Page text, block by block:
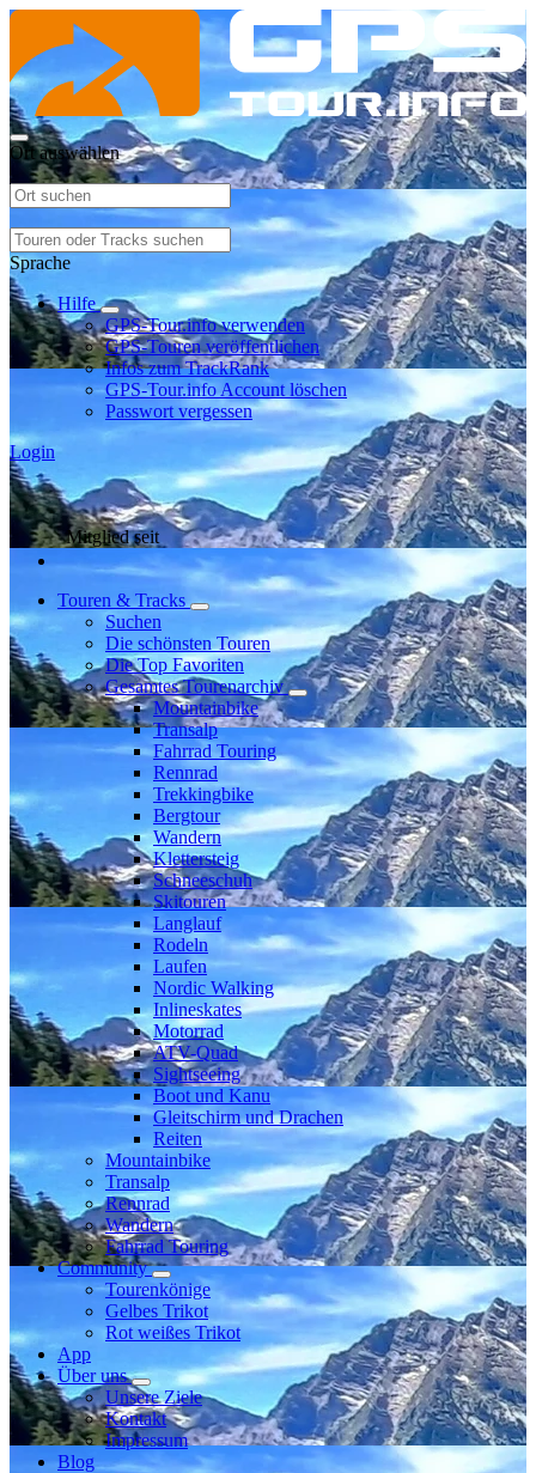
Ort auswählen
Sprache
Hilfe
GPS-Tour.info verwenden
GPS-Touren veröffentlichen
Infos zum TrackRank
GPS-Tour.info Account löschen
Passwort vergessen
Login
Mitglied seit
Touren & Tracks
Suchen
Die schönsten Touren
Die Top Favoriten
Gesamtes Tourenarchiv
Mountainbike
Transalp
Fahrrad Touring
Rennrad
Trekkingbike
Bergtour
Wandern
Klettersteig
Schneeschuh
Skitouren
Langlauf
Rodeln
Laufen
Nordic Walking
Inlineskates
Motorrad
ATV-Quad
Sightseeing
Boot und Kanu
Gleitschirm und Drachen
Reiten
Mountainbike
Transalp
Rennrad
Wandern
Fahrrad Touring
Community
Tourenkönige
Gelbes Trikot
Rot weißes Trikot
App
Über uns
Unsere Ziele
Kontakt
Impressum
Blog